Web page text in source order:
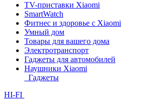
TV-приставки Xiaomi
SmartWatch
Фитнес и здоровье с Xiaomi
Умный дом
Товары для вашего дома
Электротранспорт
Гаджеты для автомобилей
Наушники Xiaomi
Гаджеты
HI-FI